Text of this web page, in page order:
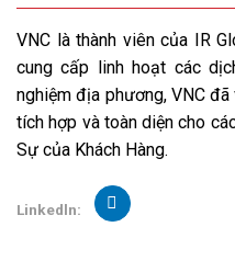
VNC là thành viên của IR
cung cấp linh hoạt các
nghiệm địa phương, VNC
tích hợp và toàn diện cho
Sự của Khách Hàng.
Linkedln: